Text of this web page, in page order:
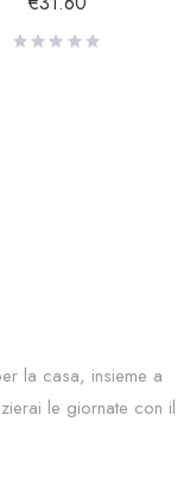
la casa, insieme a
le giornate con il